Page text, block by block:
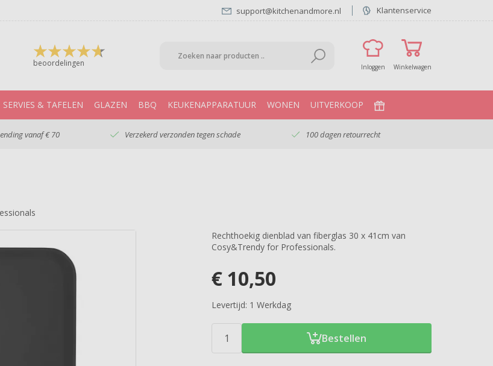
support@kitchenandmore.nl Klantenservice
beoordelingen Inloggen Winkelwagen
SERVIES & TAFELEN GLAZEN BBQ KEUKENAPPARATUUR WONEN UITVERKOOP
vanaf € 70 Verzekerd verzonden tegen schade 100 dagen retourrecht
Rechthoekig dienblad van fiberglas 30 x 41cm van
Cosy&Trendy for Professionals.
€ 10,50
Levertijd: 1 Werkdag
Bestellen